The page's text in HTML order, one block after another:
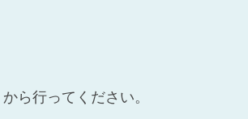
から行ってください。